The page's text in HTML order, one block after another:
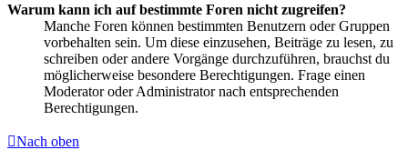
Warum kann ich auf bestimmte Foren nicht zugreifen?
Manche Foren können bestimmten Benutzern oder Gruppen
vorbehalten sein. Um diese einzusehen, Beiträge zu lesen, zu
schreiben oder andere Vorgänge durchzuführen, brauchst du
möglicherweise besondere Berechtigungen. Frage einen
Moderator oder Administrator nach entsprechenden
Berechtigungen.
Nach oben